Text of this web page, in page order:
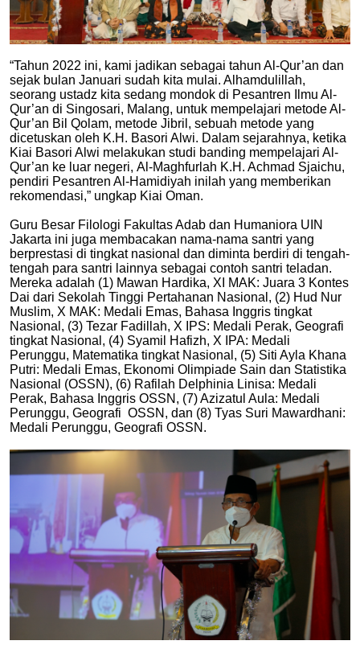
“Tahun 2022 ini, kami jadikan sebagai tahun Al-Qur’an dan
sejak bulan Januari sudah kita mulai. Alhamdulillah,
seorang ustadz kita sedang mondok di Pesantren Ilmu Al-
Qur’an di Singosari, Malang, untuk mempelajari metode Al-
Qur’an Bil Qolam, metode Jibril, sebuah metode yang
dicetuskan oleh K.H. Basori Alwi. Dalam sejarahnya, ketika
Kiai Basori Alwi melakukan studi banding mempelajari Al-
Qur’an ke luar negeri, Al-Maghfurlah K.H. Achmad Sjaichu,
pendiri Pesantren Al-Hamidiyah inilah yang memberikan
rekomendasi,” ungkap Kiai Oman.
Guru Besar Filologi Fakultas Adab dan Humaniora UIN
Jakarta ini juga membacakan nama-nama santri yang
berprestasi di tingkat nasional dan diminta berdiri di tengah-
tengah para santri lainnya sebagai contoh santri teladan.
Mereka adalah (1) Mawan Hardika, XI MAK: Juara 3 Kontes
Dai dari Sekolah Tinggi Pertahanan Nasional, (2) Hud Nur
Muslim, X MAK: Medali Emas, Bahasa Inggris tingkat
Nasional, (3) Tezar Fadillah, X IPS: Medali Perak, Geografi
tingkat Nasional, (4) Syamil Hafizh, X IPA: Medali
Perunggu, Matematika tingkat Nasional, (5) Siti Ayla Khana
Putri: Medali Emas, Ekonomi Olimpiade Sain dan Statistika
Nasional (OSSN), (6) Rafilah Delphinia Linisa: Medali
Perak, Bahasa Inggris OSSN, (7) Azizatul Aula: Medali
Perunggu, Geografi OSSN, dan (8) Tyas Suri Mawardhani:
Medali Perunggu, Geografi OSSN.